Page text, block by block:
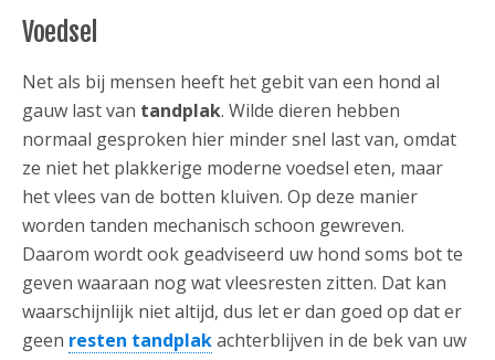
Voedsel
Net als bij mensen heeft het gebit van een hond al
gauw last van tandplak. Wilde dieren hebben
normaal gesproken hier minder snel last van, omdat
ze niet het plakkerige moderne voedsel eten, maar
het vlees van de botten kluiven. Op deze manier
worden tanden mechanisch schoon gewreven.
Daarom wordt ook geadviseerd uw hond soms bot te
geven waaraan nog wat vleesresten zitten. Dat kan
waarschijnlijk niet altijd, dus let er dan goed op dat er
geen resten tandplakachterblijven in de bek van uw